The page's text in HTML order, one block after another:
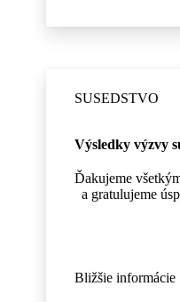
Výsledky výzvy
Ďakujeme
a gratulujeme
Bližšie informácie